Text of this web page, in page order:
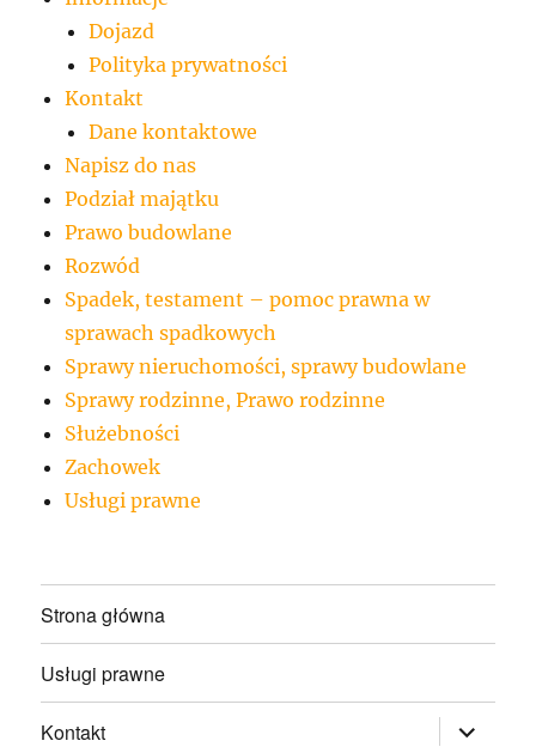
Dojazd
Polityka prywatności
Kontakt
Dane kontaktowe
Napisz do nas
Podział majątku
Prawo budowlane
Rozwód
Spadek, testament – pomoc prawna w
sprawach spadkowych
Sprawy nieruchomości, sprawy budowlane
Sprawy rodzinne, Prawo rodzinne
Służebności
Zachowek
Usługi prawne
Strona główna
Usługi prawne
Kontakt rozwiń
menu